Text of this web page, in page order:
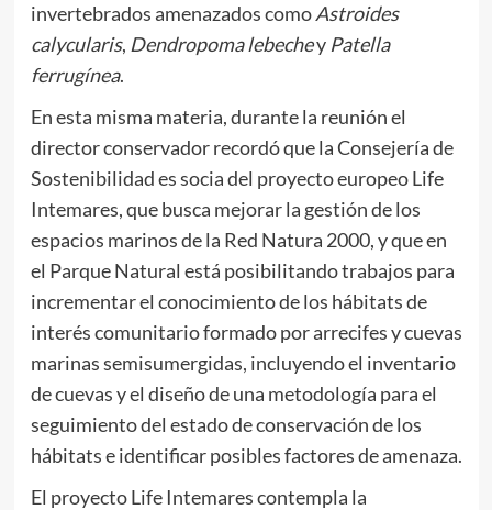
invertebrados amenazados comoAstroides
calycularis, Dendropoma lebechey Patella
ferrugínea.
En esta misma materia, durante la reunión el
director conservador recordó que la Consejería de
Sostenibilidad es socia del proyecto europeo Life
Intemares, que busca mejorar la gestión de los
espacios marinos de la Red Natura 2000, y que en
el Parque Natural está posibilitando trabajos para
incrementar el conocimiento de los hábitats de
interés comunitario formado por arrecifes y cuevas
marinas semisumergidas, incluyendo el inventario
de cuevas y el diseño de una metodología para el
seguimiento del estado de conservación de los
hábitats e identificar posibles factores de amenaza.
El proyecto Life Intemares contempla la